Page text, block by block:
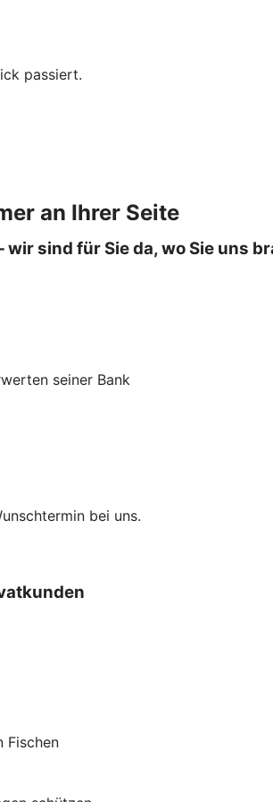
passiert.
an Ihrer Seite
sind für Sie da, wo Sie uns
bei uns.